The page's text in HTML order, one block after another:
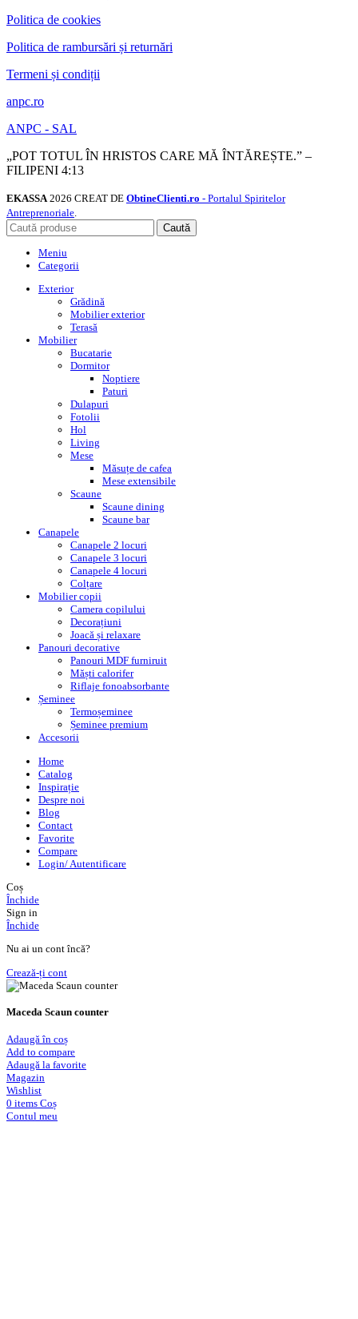
Politica de cookies
Politica de rambursări și returnări
Termeni și condiții
anpc.ro
ANPC - SAL
„POT TOTUL ÎN HRISTOS CARE MĂ ÎNTĂREȘTE.” –
FILIPENI 4:13
EKASSA 2026 CREAT DE ObtineClienti.ro - Portalul Spiritelor
Antreprenoriale
Caută
Meniu
Categorii
Exterior
Grădină
Mobilier exterior
Terasă
Mobilier
Bucatarie
Dormitor
Noptiere
Paturi
Dulapuri
Fotolii
Hol
Living
Mese
Măsuțe de cafea
Mese extensibile
Scaune
Scaune dining
Scaune bar
Canapele
Canapele 2 locuri
Canapele 3 locuri
Canapele 4 locuri
Colțare
Mobilier copii
Camera copilului
Decorațiuni
Joacă și relaxare
Panouri decorative
Panouri MDF furniruit
Măști calorifer
Riflaje fonoabsorbante
Șeminee
Termoșeminee
Șeminee premium
Accesorii
Home
Catalog
Inspirație
Despre noi
Blog
Contact
Favorite
Compare
Login/ Autentificare
Coș
Închide
Sign in
Închide
Nu ai un cont încă?
Crează-ți cont
Maceda Scaun counter
Adaugă în coș
Add to compare
Adaugă la favorite
Magazin
Wishlist
0 items Coș
Contul meu